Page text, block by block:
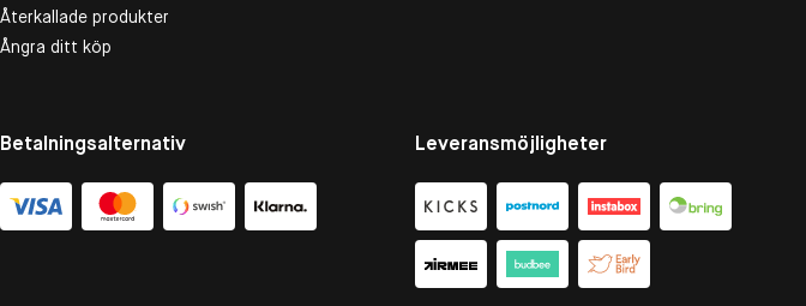
Återkallade produkter
Ångra ditt köp
Betalningsalternativ Leveransmöjligheter